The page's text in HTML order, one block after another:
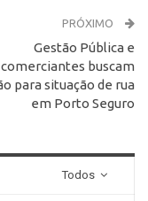
PRÓXIMO
Gestão Pública e
comerciantes buscam
para situação de rua
em Porto Seguro
Todos